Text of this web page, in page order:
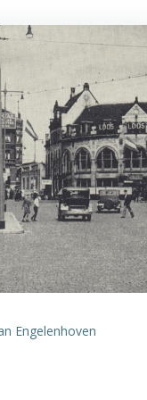
Engelenhoven